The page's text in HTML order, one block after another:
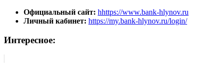
Официальный сайт: hhttps://www.bank-hlynov.ru
Личный кабинет: https://my.bank-hlynov.ru/login/
Интересное: